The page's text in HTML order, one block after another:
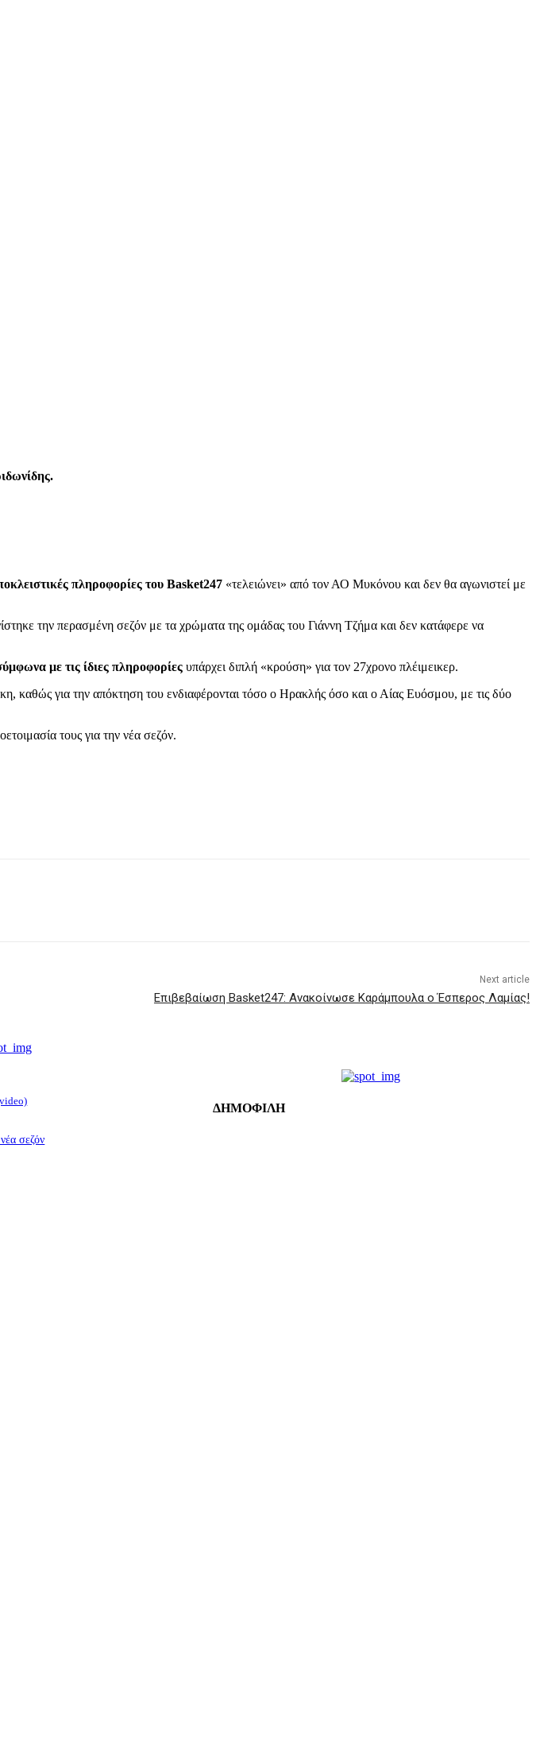
πληροφορίες του Basket247 «τελειώνει» από τον ΑΟ Μυκόνου και δεν θα αγωνιστεί με
την περασμένη σεζόν με τα χρώματα της ομάδας του Γιάννη Τζήμα και δεν κατάφερε να
με τις ίδιες πληροφορίες υπάρχει διπλή «κρούση» για τον 27χρονο πλέιμεικερ.
καθώς για την απόκτηση του ενδιαφέρονται τόσο ο Ηρακλής όσο και ο Αίας Ευόσμου, με τις δύο
τους για την νέα σεζόν.
Next article
Επιβεβαίωση Basket247: Ανακοίνωσε Καράμπουλα ο Έσπερος Λαμίας!
ΔΗΜΟΦΙΛΗ
σεζόν